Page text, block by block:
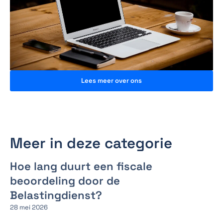
Lees meer over ons
Meer in deze categorie
Hoe lang duurt een fiscale
beoordeling door de
Belastingdienst?
28 mei 2026